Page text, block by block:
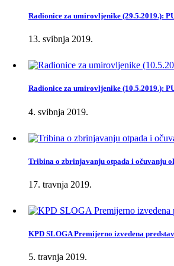
Radionice za umirovljenike (29.5.2019.):
13. svibnja 2019.
Radionice za umirovljenike (10.5.2019.):
4. svibnja 2019.
Tribina o zbrinjavanju otpada i očuvanju
17. travnja 2019.
KPD SLOGA Premijerno izvedena
5. travnja 2019.